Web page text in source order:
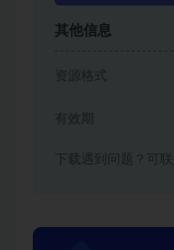
其他信息
资源格式
有效期
下载遇到问题？可